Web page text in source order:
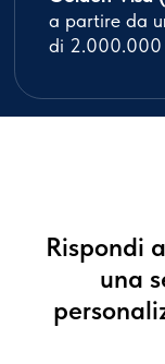
Rispondi
una